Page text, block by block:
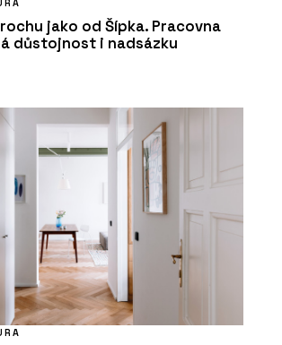
jako od Šípka. Pracovna
důstojnost i nadsázku